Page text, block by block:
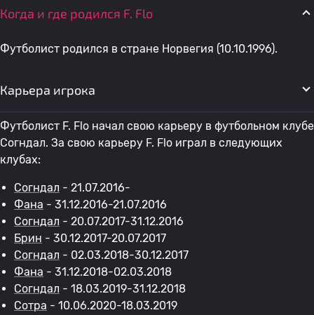
Когда и где родился F. Flo
Футболист родился в стране Норвегия (10.10.1996).
Карьера игрока
Футболист F. Flo начал свою карьеру в футбольном клубе
Согндал. За свою карьеру F. Flo играл в следующих
клубах:
Согндал - 21.07.2016-
Фана - 31.12.2016-21.07.2016
Согндал - 20.07.2017-31.12.2016
Брин - 30.12.2017-20.07.2017
Согндал - 02.03.2018-30.12.2017
Фана - 31.12.2018-02.03.2018
Согндал - 18.03.2019-31.12.2018
Сотра - 10.06.2020-18.03.2019